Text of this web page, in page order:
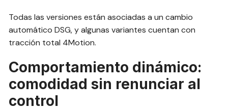
Todas las versiones están asociadas a un cambio
automático DSG, y algunas variantes cuentan con
tracción total 4Motion.
Comportamiento dinámico:
comodidad sin renunciar al
control